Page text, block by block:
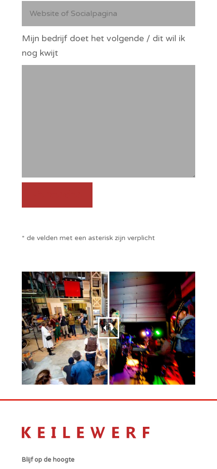
Mijn bedrijf doet het volgende / dit wil ik
nog kwijt
* de velden met een asterisk zijn verplicht
Blijf op de hoogte